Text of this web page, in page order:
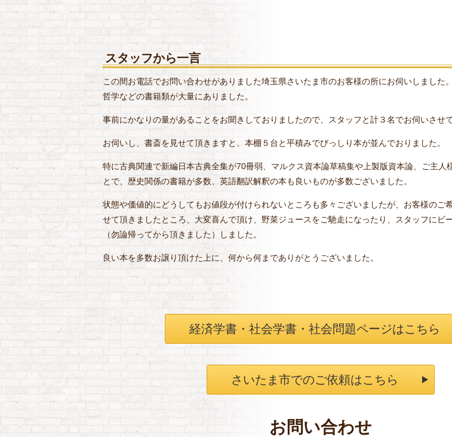
スタッフから一言
この間お電話でお問い合わせがありました埼玉県さいたま市のお客様の所にお伺いしました
哲学などの書籍類が大量にありました。
事前にかなりの量があることをお聞きしておりましたので、スタッフと計３名でお伺いさせ
お伺いし、書斎を見せて頂きますと、本棚５台と平積みでびっしり本が並んでおりました。
特に古典関連で新編日本古典全集が70冊弱、マルクス資本論草稿集や上製版資本論、ご主人
とで、歴史関係の書籍が多数、英語翻訳解釈の本も良いものが多数ございました。
状態や価値的にどうしてもお値段が付けられないところも多々ございましたが、お客様のご
せて頂きましたところ、大変喜んで頂け、野菜ジュースをご馳走になったり、スタッフにビ
（勿論帰ってから頂きました）しました。
良い本を多数お譲り頂けた上に、何から何までありがとうございました。
経済学書・社会学書・社会問題ページはこちら
さいたま市でのご依頼はこちら
お問い合わせ